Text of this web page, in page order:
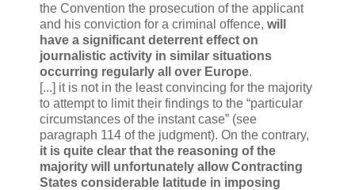
the Convention the prosecution of the applicant
and his conviction for a criminal offence, will
have a significant deterrent effect on
journalistic activity in similar situations
occurring regularly all over Europe.
[...] it is not in the least convincing for the majority
to attempt to limit their findings to the “particular
circumstances of the instant case” (see
paragraph 114 of the judgment). On the contrary,
it is quite clear that the reasoning of the
majority will unfortunately allow Contracting
States considerable latitude in imposing